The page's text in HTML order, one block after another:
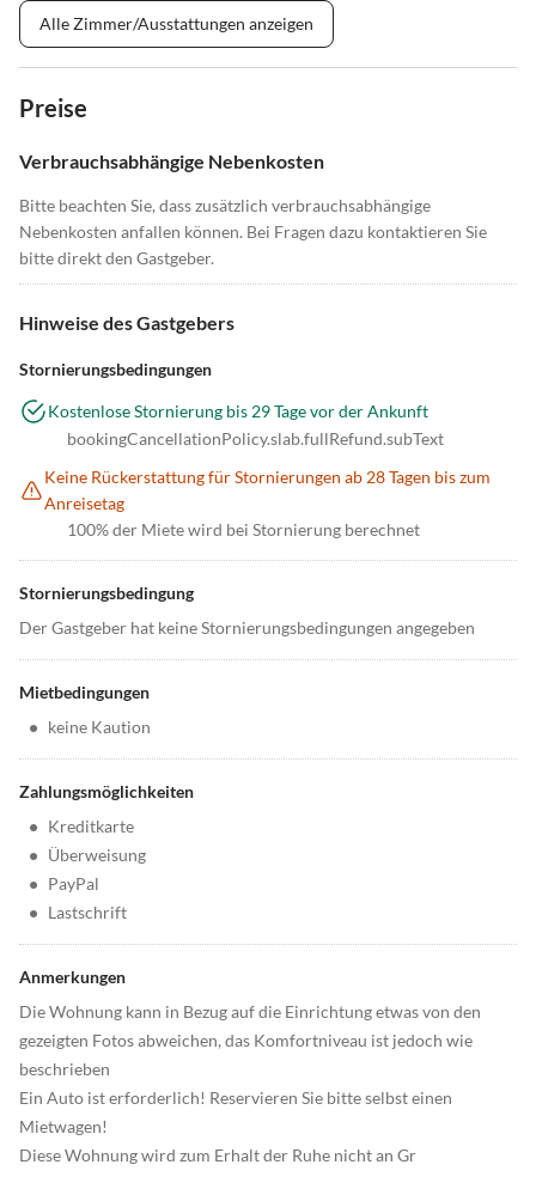
Alle Zimmer/Ausstattungen anzeigen
Preise
Verbrauchsabhängige Nebenkosten
Bitte beachten Sie, dass zusätzlich verbrauchsabhängige
Nebenkosten anfallen können. Bei Fragen dazu kontaktieren Sie
bitte direkt den Gastgeber.
Hinweise des Gastgebers
Stornierungsbedingungen
Kostenlose Stornierung bis 29 Tage vor der Ankunft
bookingCancellationPolicy.slab.fullRefund.subText
Keine Rückerstattung für Stornierungen ab 28 Tagen bis zum
Anreisetag
100% der Miete wird bei Stornierung berechnet
Stornierungsbedingung
Der Gastgeber hat keine Stornierungsbedingungen angegeben
Mietbedingungen
• keine Kaution
Zahlungsmöglichkeiten
• Kreditkarte
• Überweisung
• PayPal
• Lastschrift
Anmerkungen
Die Wohnung kann in Bezug auf die Einrichtung etwas von den
gezeigten Fotos abweichen, das Komfortniveau ist jedoch wie
beschrieben
Ein Auto ist erforderlich! Reservieren Sie bitte selbst einen
Mietwagen!
Diese Wohnung wird zum Erhalt der Ruhe nicht an Gr